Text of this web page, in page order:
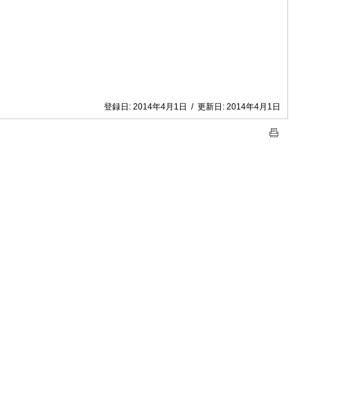
登録日: 2014年4月1日 / 更新日: 2014年4月1日